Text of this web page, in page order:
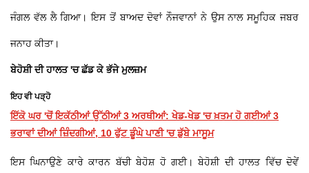
ਜੰਗਲ ਵੱਲ ਲੈ ਗਿਆ। ਇਸ ਤੋਂ ਬਾਅਦ ਦੋਵਾਂ ਨੌਜਵਾਨਾਂ ਨੇ ਉਸ ਨਾਲ ਸਮੂਹਿਕ ਜਬਰ
ਜਨਾਹ ਕੀਤਾ।
ਬੇਹੋਸ਼ੀ ਦੀ ਹਾਲਤ 'ਚ ਛੱਡ ਕੇ ਭੱਜੇ ਮੁਲਜ਼ਮ
ਇਹ ਵੀ ਪੜ੍ਹੋ
ਇੱਕੋ ਘਰ 'ਚੋਂ ਇਕੱਠੀਆਂ ਉੱਠੀਆਂ 3 ਅਰਥੀਆਂ: ਖੇਡ-ਖੇਡ 'ਚ ਖ਼ਤਮ ਹੋ ਗਈਆਂ 3
ਭਰਾਵਾਂ ਦੀਆਂ ਜ਼ਿੰਦਗੀਆਂ, 10 ਫੁੱਟ ਡੂੰਘੇ ਪਾਣੀ 'ਚ ਡੁੱਬੇ ਮਾਸੂਮ
ਇਸ ਘਿਨਾਉਣੇ ਕਾਰੇ ਕਾਰਨ ਬੱਚੀ ਬੇਹੋਸ਼ ਹੋ ਗਈ। ਬੇਹੋਸ਼ੀ ਦੀ ਹਾਲਤ ਵਿੱਚ ਦੋਵੇਂ